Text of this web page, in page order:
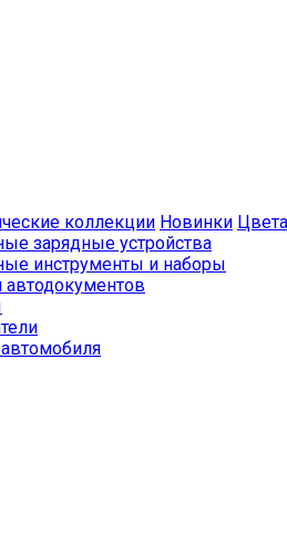
коллекции Новинки Цвета
зарядные устройства
инструменты и наборы